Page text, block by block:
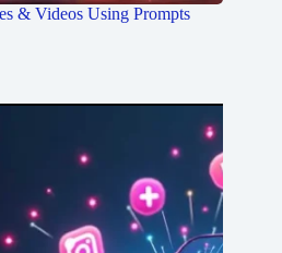
& Videos Using Prompts